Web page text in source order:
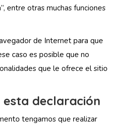
entre otras muchas funciones
de Internet para que
caso es posible que no
que le ofrece el sitio
declaración
tengamos que realizar